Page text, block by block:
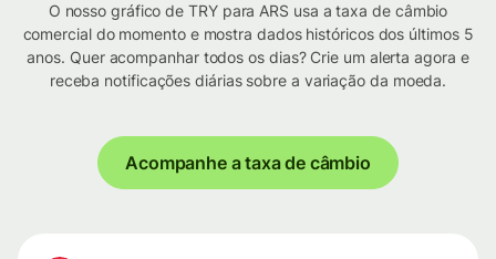
O nosso gráfico de TRY para ARS usa a taxa de câmbio
comercial do momento e mostra dados históricos dos últimos 5
anos. Quer acompanhar todos os dias? Crie um alerta agora e
receba notificações diárias sobre a variação da moeda.
Acompanhe a taxa de câmbio